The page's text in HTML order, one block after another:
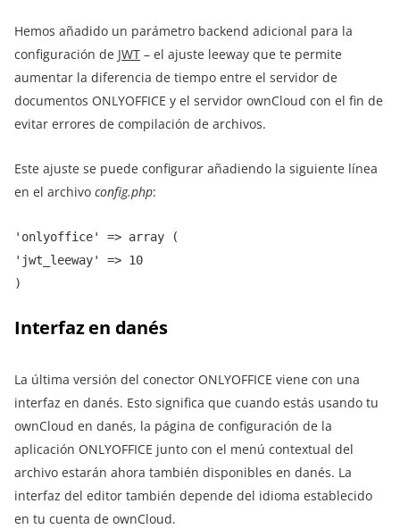
Hemos añadido un parámetro backend adicional para la
configuración de JWT – el ajuste leeway que te permite
aumentar la diferencia de tiempo entre el servidor de
documentos ONLYOFFICE y el servidor ownCloud con el fin de
evitar errores de compilación de archivos.
Este ajuste se puede configurar añadiendo la siguiente línea
en el archivo config.php:
'onlyoffice' => array (
'jwt_leeway' => 10
)
Interfaz en danés
La última versión del conector ONLYOFFICE viene con una
interfaz en danés. Esto significa que cuando estás usando tu
ownCloud en danés, la página de configuración de la
aplicación ONLYOFFICE junto con el menú contextual del
archivo estarán ahora también disponibles en danés. La
interfaz del editor también depende del idioma establecido
en tu cuenta de ownCloud.